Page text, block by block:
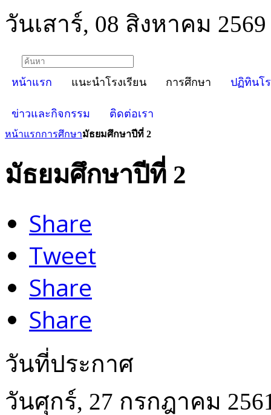
วันเสาร์, 08 สิงหาคม 2569
หน้าแรก แนะนำโรงเรียน การศึกษา ปฏิทินโ
ข่าวและกิจกรรม ติดต่อเรา
หน้าแรกการศึกษามัธยมศึกษาปีที่ 2
มัธยมศึกษาปีที่ 2
Share
Tweet
Share
Share
วันที่ประกาศ
วันศุกร์, 27 กรกฎาคม